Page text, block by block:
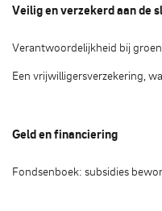
Veilig en verzekerd aan de
Verantwoordelijkheid bij
Een vrijwilligersverzekering,
Geld en financiering
Fondsenboek: subsidies